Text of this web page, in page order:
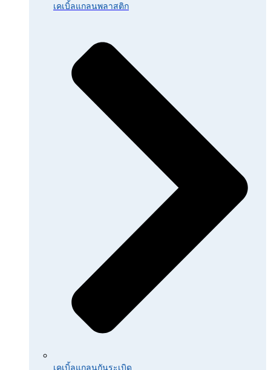
เคเบิ้ลแกลนพลาสติก
เคเบิ้ลแกลนกันระเบิด